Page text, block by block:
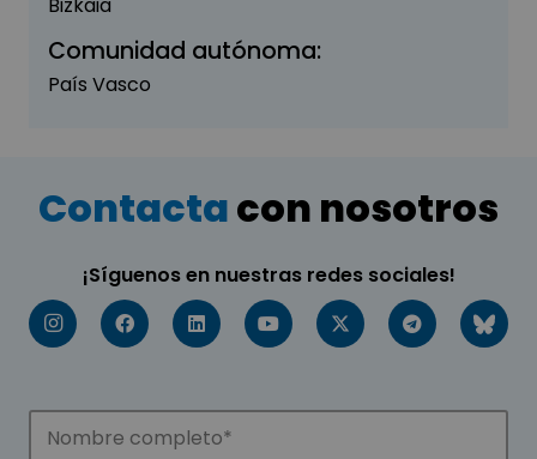
Bizkaia
Comunidad autónoma:
País Vasco
Contactacon nosotros
¡Síguenos en nuestras redes sociales!